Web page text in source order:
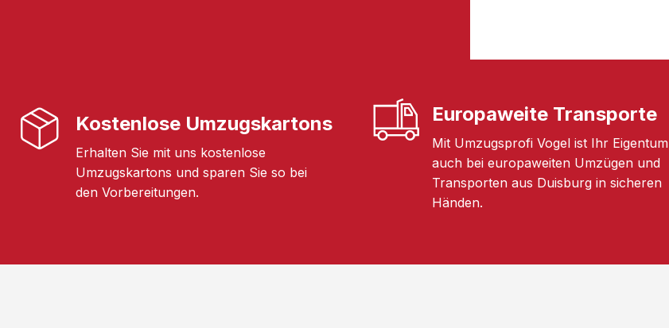
Kostenlose Umzugskartons
Erhalten Sie mit uns kostenlose
Umzugskartons und sparen Sie so bei
den Vorbereitungen.
Europaweite Transporte
Mit Umzugsprofi Vogel ist Ihr Eigentum
auch bei europaweiten Umzügen und
Transporten aus Duisburg in sicheren
Händen.